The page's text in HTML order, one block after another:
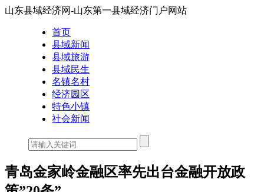
山东县域经济网-山东第一县域经济门户网站
首页
县域新闻
县域旅游
县域民生
名镇名村
经济园区
特色小镇
社会新闻
青岛金家岭金融区率先出台金融开放政